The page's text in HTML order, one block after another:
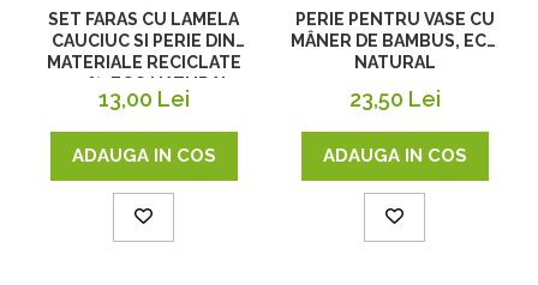
SET FARAS CU LAMELA
CAUCIUC SI PERIE DIN
MATERIALE RECICLATE
100%, ECO NATURAL
13,00 Lei
ADAUGA IN COS
PERIE PENTRU VASE CU
MÂNER DE BAMBUS, ECO
NATURAL
23,50 Lei
ADAUGA IN COS